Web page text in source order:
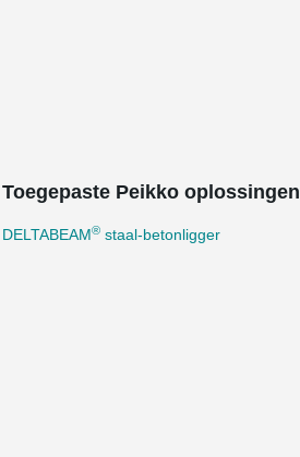
Toegepaste Peikko oplossingen
DELTABEAM® staal-betonligger